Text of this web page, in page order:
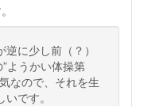
に少し前（？）
ようかい体操第
なので、それを生
です。